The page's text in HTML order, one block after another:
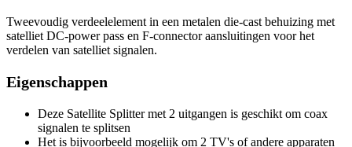
Tweevoudig verdeelelement in een metalen die-cast behuizing met
satelliet DC-power pass en F-connector aansluitingen voor het
verdelen van satelliet signalen.
Eigenschappen
Deze Satellite Splitter met 2 uitgangen is geschikt om coax
signalen te splitsen
Het is bijvoorbeeld mogelijk om 2 TV's of andere apparaten